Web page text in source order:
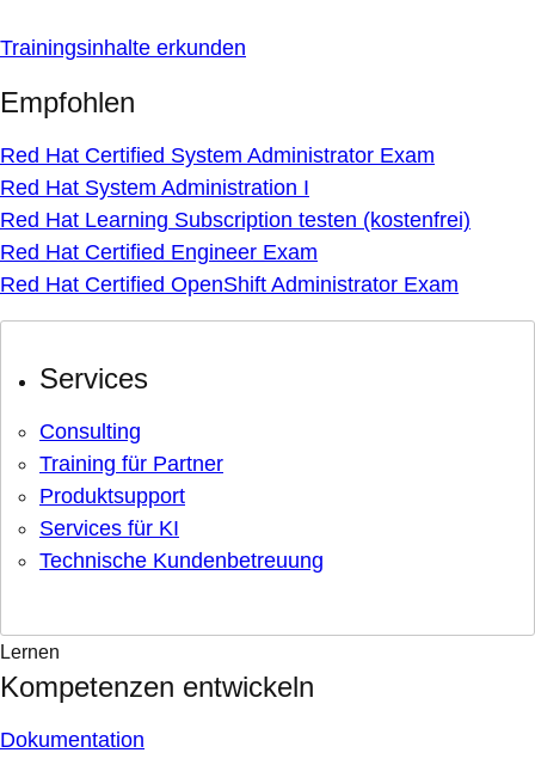
Trainingsinhalte erkunden
Empfohlen
Red Hat Certified System Administrator Exam
Red Hat System Administration I
Red Hat Learning Subscription testen (kostenfrei)
Red Hat Certified Engineer Exam
Red Hat Certified OpenShift Administrator Exam
Services
Consulting
Training für Partner
Produktsupport
Services für KI
Technische Kundenbetreuung
Lernen
Kompetenzen entwickeln
Dokumentation